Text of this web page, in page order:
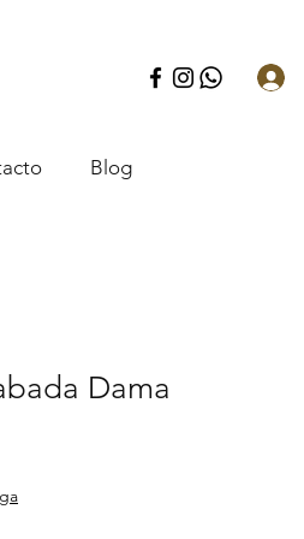
Blog
Dama